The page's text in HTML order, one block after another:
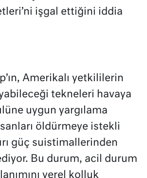
işgal ettiğini iddia
Amerikalı yetkililerin
tekneleri havaya
uygun yargılama
öldürmeye istekli
güç suistimallerinden
Bu durum, acil durum
yerel kolluk